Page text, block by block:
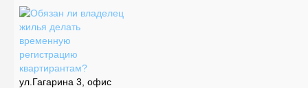
ул.Гагарина 3, офис